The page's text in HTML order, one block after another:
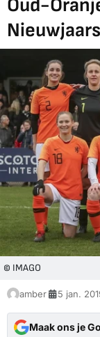
Oud-
© IMAGO
amber 5 jan.
Maak ons je